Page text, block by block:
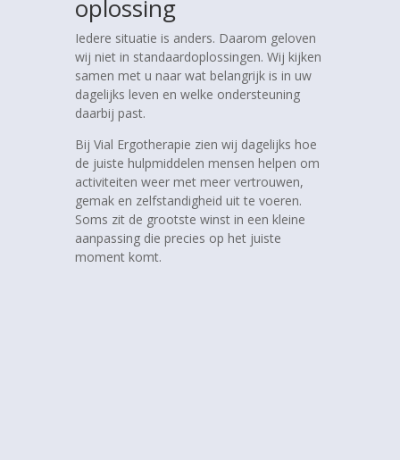
oplossing
Iedere situatie is anders. Daarom geloven
wij niet in standaardoplossingen. Wij kijken
samen met u naar wat belangrijk is in uw
dagelijks leven en welke ondersteuning
daarbij past.
Bij Vial Ergotherapie zien wij dagelijks hoe
de juiste hulpmiddelen mensen helpen om
activiteiten weer met meer vertrouwen,
gemak en zelfstandigheid uit te voeren.
Soms zit de grootste winst in een kleine
aanpassing die precies op het juiste
moment komt.